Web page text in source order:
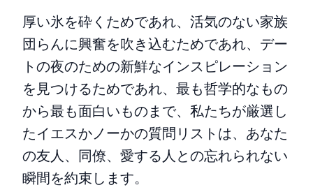
厚い氷を砕くためであれ、活気のない家族
団らんに興奮を吹き込むためであれ、デー
トの夜のための新鮮なインスピレーション
を見つけるためであれ、最も哲学的なもの
から最も面白いものまで、私たちが厳選し
たイエスかノーかの質問リストは、あなた
の友人、同僚、愛する人との忘れられない
瞬間を約束します。